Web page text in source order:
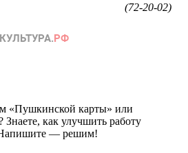
(72-20-02)
«Пушкинской карты» или
Знаете, как улучшить работу
— решим!